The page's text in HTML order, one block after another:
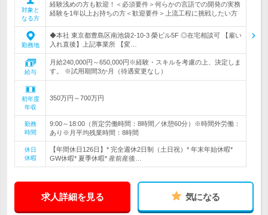
対象と
なる方
経験浅めの方も歓迎！＜必須要件＞何らかの言語での開発の実務
経験を1年以上お持ちの方＜歓迎要件＞上流工程に挑戦したい方
勤務地
◆本社 東京都豊島区南池袋2-10-3 榮ビル5F ◎在宅相談可 【雇い
入れ直後】上記事業所 【変…
給与
月給240,000円～650,000円※経験・スキルを考慮の上、決定しま
す。 ※試用期間3か月（待遇変更なし）
初年度
年収
350万円～700万円
勤務
時間
9:00～18:00（所定労働時間：8時間／休憩60分）※時間外労働：
あり※月平均残業時間：8時間
休日
休暇
【年間休日126日】* 完全週休2日制（土日祝）* 年末年始休暇*
GW休暇* 夏季休暇* 産前産後…
求人詳細を見る 気になる